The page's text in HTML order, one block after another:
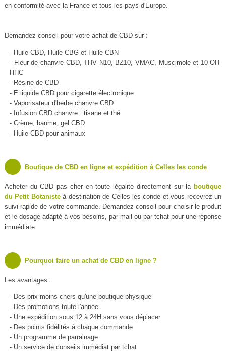
en conformité avec la France et tous les pays d'Europe.
Demandez conseil pour votre achat de CBD sur :
- Huile CBD, Huile CBG et Huile CBN
- Fleur de chanvre CBD, THV N10, BZ10, VMAC, Muscimole et 10-OH-
HHC
- Résine de CBD
- E liquide CBD pour cigarette électronique
- Vaporisateur d'herbe chanvre CBD
- Infusion CBD chanvre : tisane et thé
- Crème, baume, gel CBD
- Huile CBD pour animaux
Boutique de CBD en ligne et expédition à Celles les conde
Acheter du CBD pas cher en toute légalité directement sur la boutique
du Petit Botanisteà destination de Celles les conde et vous recevrez un
suivi rapide de votre commande. Demandez conseil pour choisir le produit
et le dosage adapté à vos besoins, par mail ou par tchat pour une réponse
immédiate.
Pourquoi faire un achat de CBD en ligne ?
Les avantages :
- Des prix moins chers qu'une boutique physique
- Des promotions toute l'année
- Une expédition sous 12 à 24H sans vous déplacer
- Des points fidélités à chaque commande
- Un programme de parrainage
- Un service de conseils immédiat par tchat